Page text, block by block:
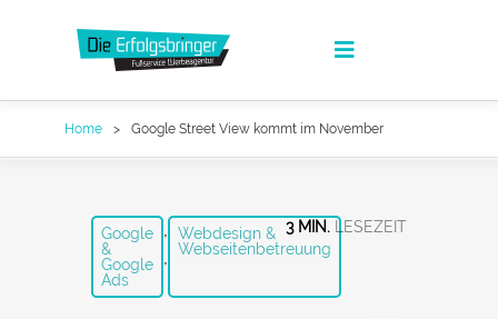
Toggle
Die Erfolgsbringer
Home Google Street View kommt im November
Google
&
Google
Ads
,
,
Webdesign &
Webseitenbetreuung
3 MIN.